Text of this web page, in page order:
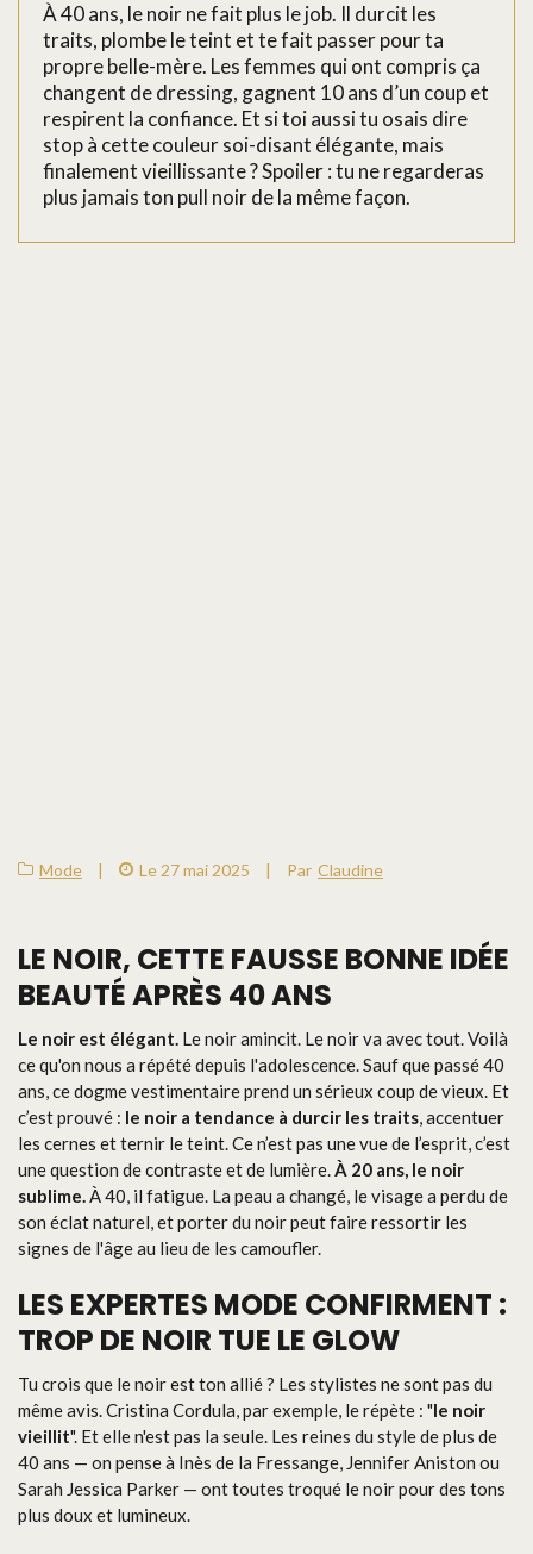
À 40 ans, le noir ne fait plus le job. Il durcit les
traits, plombe le teint et te fait passer pour ta
propre belle-mère. Les femmes qui ont compris ça
changent de dressing, gagnent 10 ans d’un coup et
respirent la confiance. Et si toi aussi tu osais dire
stop à cette couleur soi-disant élégante, mais
finalement vieillissante ? Spoiler : tu ne regarderas
plus jamais ton pull noir de la même façon.
Mode | Le 27 mai 2025 | Par Claudine
LE NOIR, CETTE FAUSSE BONNE IDÉE
BEAUTÉ APRÈS 40 ANS
Le noir est élégant. Le noir amincit. Le noir va avec tout. Voilà
ce qu'on nous a répété depuis l'adolescence. Sauf que passé 40
ans, ce dogme vestimentaire prend un sérieux coup de vieux. Et
c’est prouvé : le noir a tendance à durcir les traits, accentuer
les cernes et ternir le teint. Ce n’est pas une vue de l’esprit, c’est
une question de contraste et de lumière.À 20 ans, le noir
sublime.À 40, il fatigue. La peau a changé, le visage a perdu de
son éclat naturel, et porter du noir peut faire ressortir les
signes de l'âge au lieu de les camoufler.
LES EXPERTES MODE CONFIRMENT :
TROP DE NOIR TUE LE GLOW
Tu crois que le noir est ton allié ? Les stylistes ne sont pas du
même avis. Cristina Cordula, par exemple, le répète : "le noir
vieillit". Et elle n'est pas la seule. Les reines du style de plus de
40 ans — on pense à Inès de la Fressange, Jennifer Aniston ou
Sarah Jessica Parker — ont toutes troqué le noir pour des tons
plus doux et lumineux.